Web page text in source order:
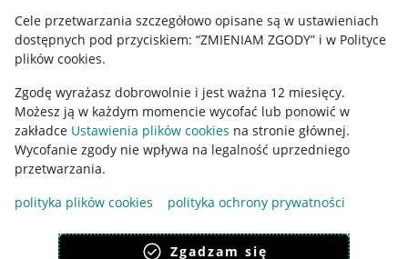
Cele przetwarzania szczegółowo opisane są w ustawieniach
dostępnych pod przyciskiem: “ZMIENIAM ZGODY” i w Polityce
plików cookies.
Zgodę wyrażasz dobrowolnie i jest ważna 12 miesięcy.
Możesz ją w każdym momencie wycofać lub ponowić w
zakładce Ustawienia plików cookies na stronie głównej.
Wycofanie zgody nie wpływa na legalność uprzedniego
przetwarzania.
polityka plików cookies
polityka ochrony prywatności
Zgadzam się
Udostępnianie lokalizacji
Informacje dla Aktu o Usługach Cyfrowych
Pobierz aplikację